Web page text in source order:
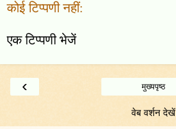
कोई टिप्पणी नहीं:
एक टिप्पणी भेजें
‹ मुख्यपृष्ठ
वेब वर्शन देखें